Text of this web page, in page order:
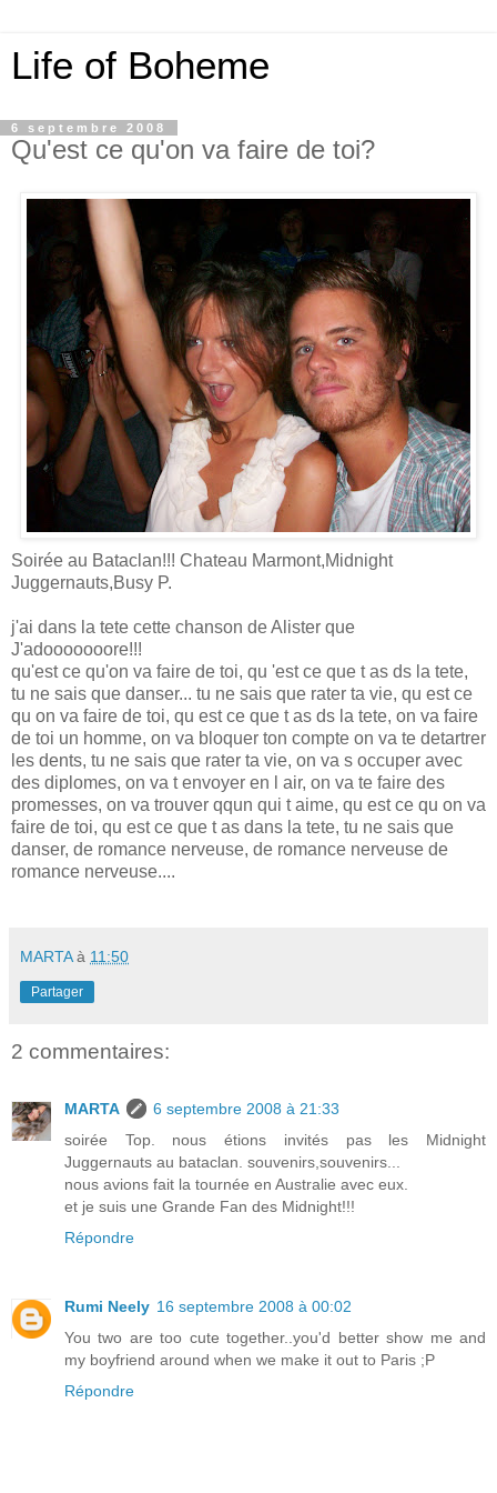
Life of Boheme
6 septembre 2008
Qu'est ce qu'on va faire de toi?
Soirée au Bataclan!!! Chateau Marmont,Midnight
Juggernauts,Busy P.
j'ai dans la tete cette chanson de Alister que
J'adooooooore!!!
qu'est ce qu'on va faire de toi, qu 'est ce que t as ds la tete,
tu ne sais que danser... tu ne sais que rater ta vie, qu est ce
qu on va faire de toi, qu est ce que t as ds la tete, on va faire
de toi un homme, on va bloquer ton compte on va te detartrer
les dents, tu ne sais que rater ta vie, on va s occuper avec
des diplomes, on va t envoyer en l air, on va te faire des
promesses, on va trouver qqun qui t aime, qu est ce qu on va
faire de toi, qu est ce que t as dans la tete, tu ne sais que
danser, de romance nerveuse, de romance nerveuse de
romance nerveuse....
MARTA à 11:50
Partager
2 commentaires:
MARTA
6 septembre 2008 à 21:33
soirée Top. nous étions invités pas les Midnight
Juggernauts au bataclan. souvenirs,souvenirs...
nous avions fait la tournée en Australie avec eux.
et je suis une Grande Fan des Midnight!!!
Répondre
Rumi Neely 16 septembre 2008 à 00:02
You two are too cute together..you'd better show me and
my boyfriend around when we make it out to Paris ;P
Répondre